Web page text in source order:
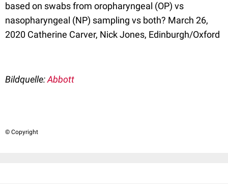
based on swabs from oropharyngeal (OP) vs
nasopharyngeal (NP) sampling vs both? March 26,
2020 Catherine Carver, Nick Jones, Edinburgh/Oxford
Bildquelle:Abbott
© Copyright